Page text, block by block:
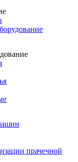
прачечной